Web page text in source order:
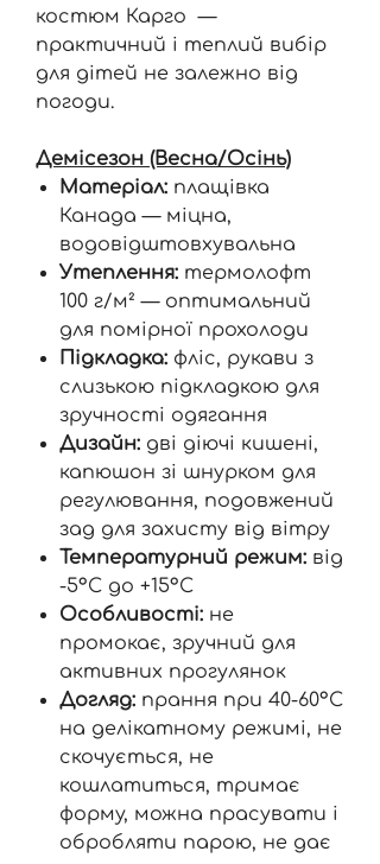
костюм Карго —
практичний і теплий вибір
для дітей не залежно від
погоди.
Демісезон (Весна/Осінь)
Матеріал: плащівка
Канада — міцна,
водовідштовхувальна
Утеплення: термолофт
100 г/м² — оптимальний
для помірної прохолоди
Підкладка: фліс, рукави з
слизькою підкладкою для
зручності одягання
Дизайн: дві діючі кишені,
капюшон зі шнурком для
регулювання, подовжений
зад для захисту від вітру
Температурний режим: від
-5°C до +15°C
Особливості: не
промокає, зручний для
активних прогулянок
Догляд: прання при 40-60°C
на делікатному режимі, не
скочується, не
кошлатиться, тримає
форму, можна прасувати і
обробляти парою, не дає